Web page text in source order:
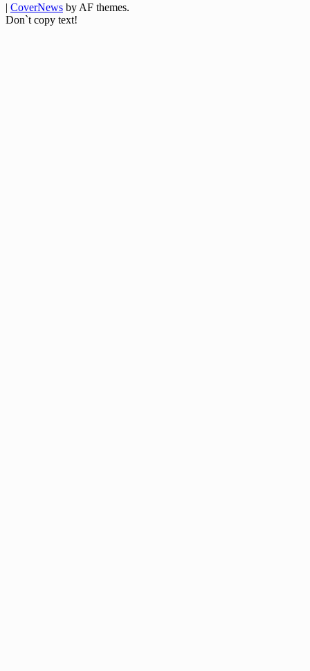
| CoverNews by AF themes.
Don`t copy text!